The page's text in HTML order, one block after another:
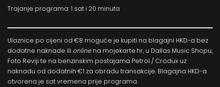
Trajanje programa: 1 sat i 20 minuta
Ulaznice po cijeni od €8 moguće je kupiti na blagajni HKD-a bez
dodatne naknade ili online na mojekarte.hr, u Dallas Music Shopu,
Foto Reviji te na benzinskim postajama Petrol / Crodux uz
naknadu od dodatnih €1 za obradu transakcije. Blagajna HKD-a
otvorena je sat vremena prije programa.